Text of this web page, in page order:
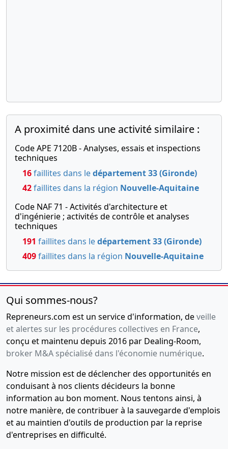
A proximité dans une activité similaire :
Code APE 7120B - Analyses, essais et inspections
techniques
16faillites dans ledépartement 33 (Gironde)
42faillites dans la région Nouvelle-Aquitaine
Code NAF 71 - Activités d'architecture et
d'ingénierie ; activités de contrôle et analyses
techniques
191 faillites dans ledépartement 33 (Gironde)
409faillites dans la région Nouvelle-Aquitaine
Qui sommes-nous?
Repreneurs.com est un service d'information, deveille
et alertes sur les procédures collectives en France,
conçu et maintenu depuis 2016 par Dealing-Room,
broker M&A spécialisé dans l'économie numérique.
Notre mission est de déclencher des opportunités en
conduisant à nos clients décideurs la bonne
information au bon moment. Nous tentons ainsi, à
notre manière, de contribuer à la sauvegarde d'emplois
et au maintien d'outils de production par la reprise
d'entreprises en difficulté.